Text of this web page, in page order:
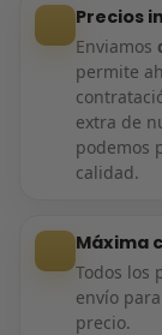
Precios
Enviamos
permite
extra de
podemos
calidad.
Máxima
Todos los
envío
precio.